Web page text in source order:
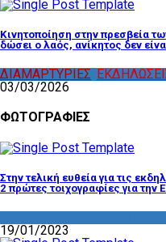
Κινητοποίηση στην πρεσβεία
δώσει ο λαός, ανίκητος δεν
ΔΙΑΜΑΡΤΥΡΙΕΣ
03/03/2026
ΦΩΤΟΓΡΑΦΙΕΣ
Στην τελική ευθεία για τις
2 πρώτες τοιχογραφίες για την
19/01/2023